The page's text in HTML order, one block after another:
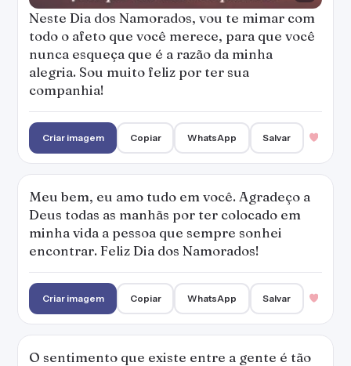
Neste Dia dos Namorados, vou te mimar com
todo o afeto que você merece, para que você
nunca esqueça que é a razão da minha
alegria. Sou muito feliz por ter sua
companhia!
Criar imagem Copiar WhatsApp Salvar
Meu bem, eu amo tudo em você. Agradeço a
Deus todas as manhãs por ter colocado em
minha vida a pessoa que sempre sonhei
encontrar. Feliz Dia dos Namorados!
Criar imagem Copiar WhatsApp Salvar
O sentimento que existe entre a gente é tão